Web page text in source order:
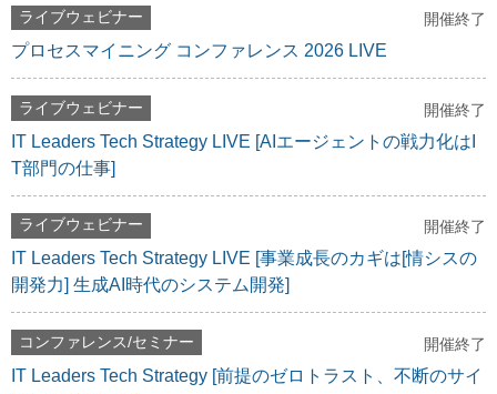
ライブウェビナー 開催終了
プロセスマイニング コンファレンス 2026 LIVE
ライブウェビナー 開催終了
IT Leaders Tech Strategy LIVE [AIエージェントの戦力化はI
T部門の仕事]
ライブウェビナー 開催終了
IT Leaders Tech Strategy LIVE [事業成長のカギは[情シスの
開発力] 生成AI時代のシステム開発]
コンファレンス/セミナー 開催終了
IT Leaders Tech Strategy [前提のゼロトラスト、不断のサイ